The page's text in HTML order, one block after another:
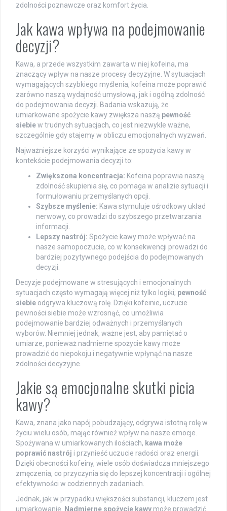
zdolności poznawcze oraz komfort życia.
Jak kawa wpływa na podejmowanie
decyzji?
Kawa, a przede wszystkim zawarta w niej kofeina, ma
znaczący wpływ na nasze procesy decyzyjne. W sytuacjach
wymagających szybkiego myślenia, kofeina może poprawić
zarówno naszą wydajność umysłową, jak i ogólną zdolność
do podejmowania decyzji. Badania wskazują, że
umiarkowane spożycie kawy zwiększa naszą pewność
siebiew trudnych sytuacjach, co jest niezwykle ważne,
szczególnie gdy stajemy w obliczu emocjonalnych wyzwań.
Najważniejsze korzyści wynikające ze spożycia kawy w
kontekście podejmowania decyzji to:
Zwiększona koncentracja: Kofeina poprawia naszą
zdolność skupienia się, co pomaga w analizie sytuacji i
formułowaniu przemyślanych opcji.
Szybsze myślenie: Kawa stymuluje ośrodkowy układ
nerwowy, co prowadzi do szybszego przetwarzania
informacji.
Lepszy nastrój: Spożycie kawy może wpływać na
nasze samopoczucie, co w konsekwencji prowadzi do
bardziej pozytywnego podejścia do podejmowanych
decyzji.
Decyzje podejmowane w stresujących i emocjonalnych
sytuacjach często wymagają więcej niż tylko logiki; pewność
siebie odgrywa kluczową rolę. Dzięki kofeinie, uczucie
pewności siebie może wzrosnąć, co umożliwia
podejmowanie bardziej odważnych i przemyślanych
wyborów. Niemniej jednak, ważne jest, aby pamiętać o
umiarze, ponieważ nadmierne spożycie kawy może
prowadzić do niepokoju i negatywnie wpłynąć na nasze
zdolności decyzyjne.
Jakie są emocjonalne skutki picia
kawy?
Kawa, znana jako napój pobudzający, odgrywa istotną rolę w
życiu wielu osób, mając również wpływ na nasze emocje.
Spożywana w umiarkowanych ilościach, kawa może
poprawić nastrój i przynieść uczucie radości oraz energii.
Dzięki obecności kofeiny, wiele osób doświadcza mniejszego
zmęczenia, co przyczynia się do lepszej koncentracji i ogólnej
efektywności w codziennych zadaniach.
Jednak, jak w przypadku większości substancji, kluczem jest
umiarkowanie.
Nadmierne spożycie kawy może prowadzić